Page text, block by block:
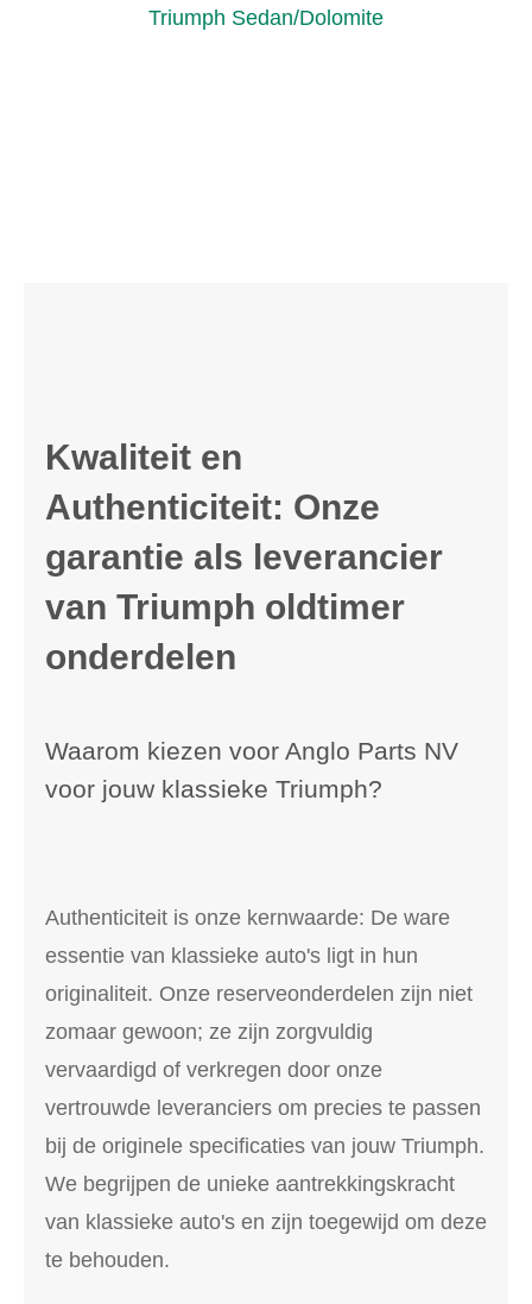
Triumph Sedan/Dolomite
Kwaliteit en
Authenticiteit: Onze
garantie als leverancier
van Triumph oldtimer
onderdelen
Waarom kiezen voor Anglo Parts NV
voor jouw klassieke Triumph?
Authenticiteit is onze kernwaarde: De ware
essentie van klassieke auto's ligt in hun
originaliteit. Onze reserveonderdelen zijn niet
zomaar gewoon; ze zijn zorgvuldig
vervaardigd of verkregen door onze
vertrouwde leveranciers om precies te passen
bij de originele specificaties van jouw Triumph.
We begrijpen de unieke aantrekkingskracht
van klassieke auto's en zijn toegewijd om deze
te behouden.